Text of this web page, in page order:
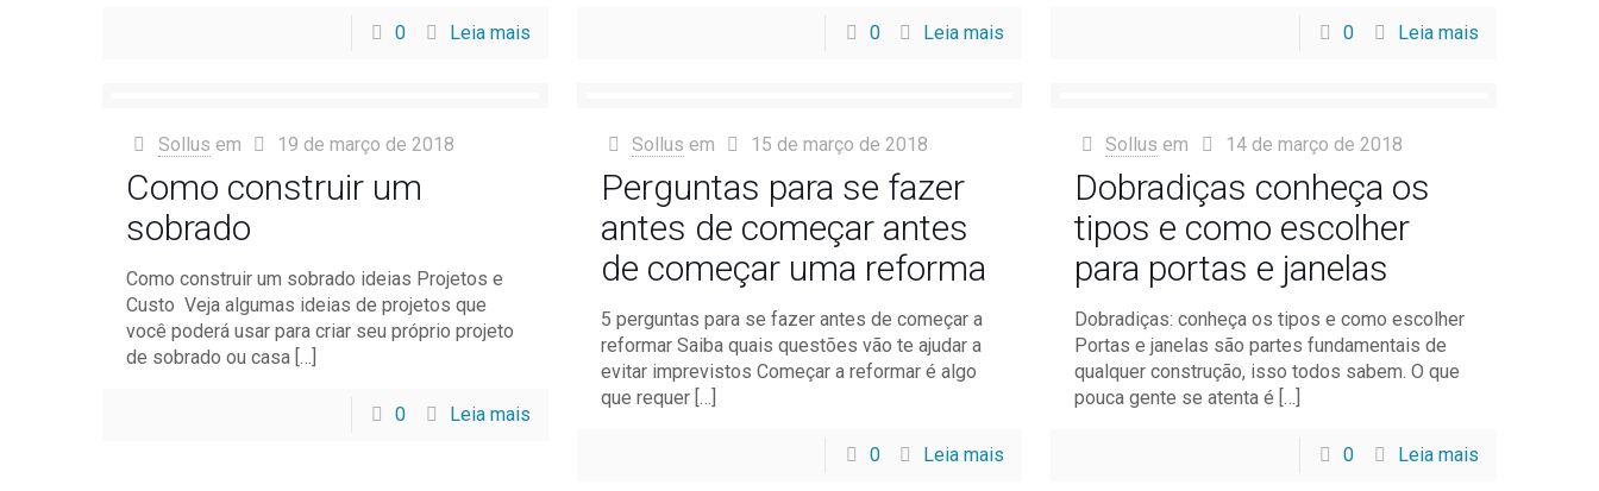
0 Leia mais 0 Leia mais 0 Leia mais
Sollus em 19 de março de 2018
Como construir um
sobrado
Como construir um sobrado ideias Projetos e
Custo Veja algumas ideias de projetos que
você poderá usar para criar seu próprio projeto
de sobrado ou casa […]
0 Leia mais
Sollus em 15 de março de 2018
Perguntas para se fazer
antes de começar antes
de começar uma reforma
5 perguntas para se fazer antes de começar a
reformar Saiba quais questões vão te ajudar a
evitar imprevistos Começar a reformar é algo
que requer[…]
0 Leia mais
Sollus em 14 de março de 2018
Dobradiças conheça os
tipos e como escolher
para portas e janelas
Dobradiças: conheça os tipos e como escolher
Portas e janelas são partes fundamentais de
qualquer construção, isso todos sabem. O que
pouca gente se atenta é […]
0 Leia mais